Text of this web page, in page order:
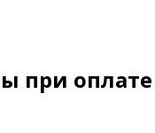
при